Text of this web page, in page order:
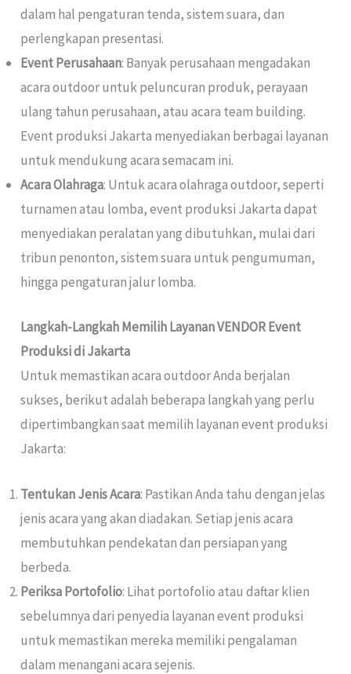
dalam hal pengaturan tenda, sistem suara, dan
perlengkapan presentasi.
Event Perusahaan: Banyak perusahaan mengadakan
acara outdoor untuk peluncuran produk, perayaan
ulang tahun perusahaan, atau acara team building.
Event produksi Jakarta menyediakan berbagai layanan
untuk mendukung acara semacam ini.
Acara Olahraga: Untuk acara olahraga outdoor, seperti
turnamen atau lomba, event produksi Jakarta dapat
menyediakan peralatan yang dibutuhkan, mulai dari
tribun penonton, sistem suara untuk pengumuman,
hingga pengaturan jalur lomba.
Langkah-Langkah Memilih Layanan VENDOR Event
Produksi di Jakarta
Untuk memastikan acara outdoor Anda berjalan
sukses, berikut adalah beberapa langkah yang perlu
dipertimbangkan saat memilih layanan event produksi
Jakarta:
Tentukan Jenis Acara: Pastikan Anda tahu dengan jelas
jenis acara yang akan diadakan. Setiap jenis acara
membutuhkan pendekatan dan persiapan yang
berbeda.
Periksa Portofolio: Lihat portofolio atau daftar klien
sebelumnya dari penyedia layanan event produksi
untuk memastikan mereka memiliki pengalaman
dalam menangani acara sejenis.